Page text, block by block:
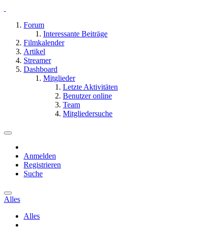
Forum
Interessante Beiträge
Filmkalender
Artikel
Streamer
Dashboard
Mitglieder
Letzte Aktivitäten
Benutzer online
Team
Mitgliedersuche
Anmelden
Registrieren
Suche
Alles
Alles